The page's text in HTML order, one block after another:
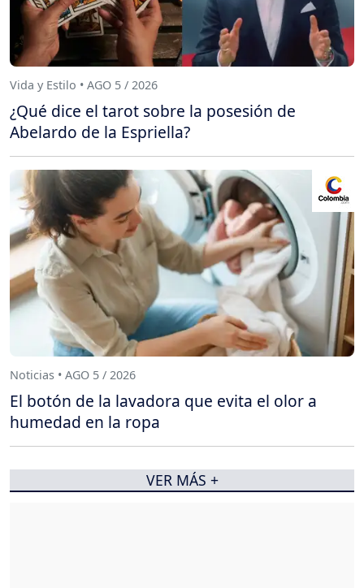
Vida y Estilo • AGO 5 / 2026
¿Qué dice el tarot sobre la posesión de
Abelardo de la Espriella?
Noticias • AGO 5 / 2026
El botón de la lavadora que evita el olor a
humedad en la ropa
VER MÁS +